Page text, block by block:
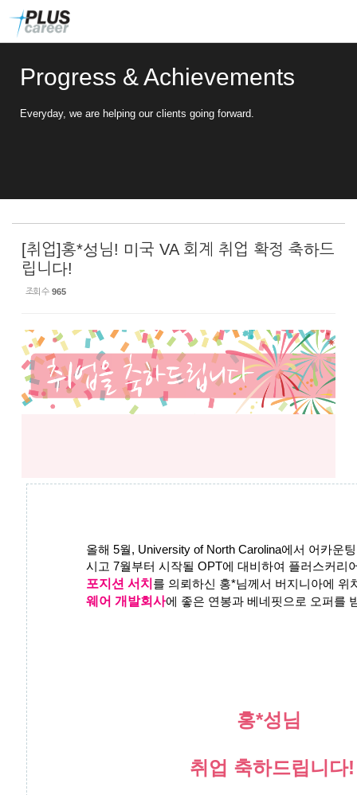
Progress & Achievements
Everyday, we are helping our clients going forward.
[취업]홍*성님! 미국 VA 회계 취업 확정 축하드
립니다!
조회 수 965
올해 5월, University of North Carolina에서 어카운
시고 7월부터 시작될 OPT에 대비하여 플러스커리
포지션 서치 를 의뢰하신 홍*님께서 버지니아에 위
웨어 개발회사에 좋은 연봉과 베네핏으로 오퍼를
홍*성님
취업 축하드립니다!